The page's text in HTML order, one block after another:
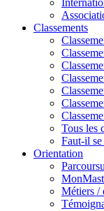
Classements
Tous les
Faut-il se
Orientation
Métiers /